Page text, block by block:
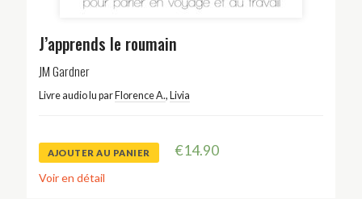
J’apprends le roumain
JM Gardner
Livre audio lu par Florence A., Livia
AJOUTER AU PANIER €14.90
Voir en détail